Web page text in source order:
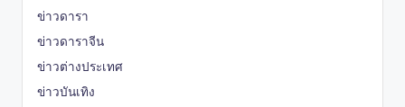
ข่าวดารา
ข่าวดาราจีน
ข่าวต่างประเทศ
ข่าวบันเทิง